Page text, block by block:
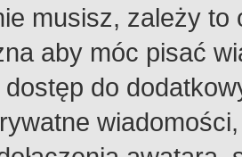
musisz, zależy
aby móc pisać
dostęp do